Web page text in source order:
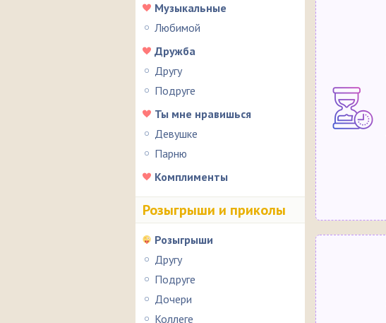
Музыкальные
Любимой
Дружба
Другу
Подруге
Ты мне нравишься
Девушке
Парню
Комплименты
Розыгрыши и приколы
Розыгрыши
Другу
Подруге
Дочери
Коллеге